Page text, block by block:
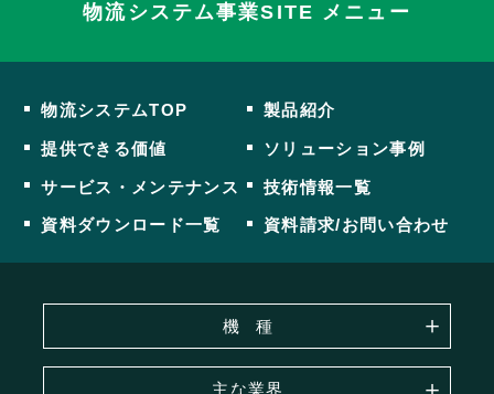
物流システム事業SITE メニュー
物流システムTOP 製品紹介
提供できる価値 ソリューション事例
サービス・メンテナンス 技術情報一覧
資料ダウンロード一覧 資料請求/お問い合わせ
機 種
主な業界